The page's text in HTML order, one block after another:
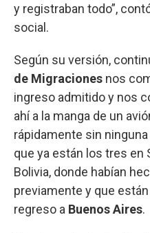
y registraban todo”,
social.
Según su versión,
de Migraciones nos
ingreso admitido y nos
ahí a la manga de un
rápidamente sin
que ya están los tres en
Bolivia, donde habían
previamente y que
regreso a Buenos Aires.